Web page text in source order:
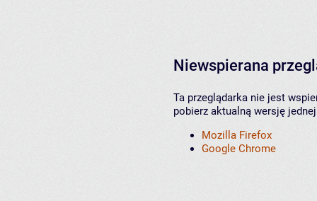
Niewspierana
Ta przeglądarka nie jest
pobierz aktualną wersję
Mozilla Firefox
Google Chrome